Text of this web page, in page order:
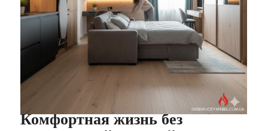
Комфортная жизнь без